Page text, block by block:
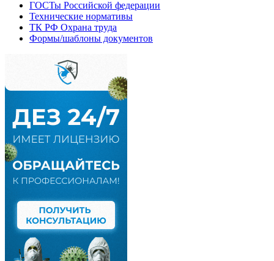
ГОСТы Российской федерации
Технические нормативы
ТК РФ Охрана труда
Формы/шаблоны документов